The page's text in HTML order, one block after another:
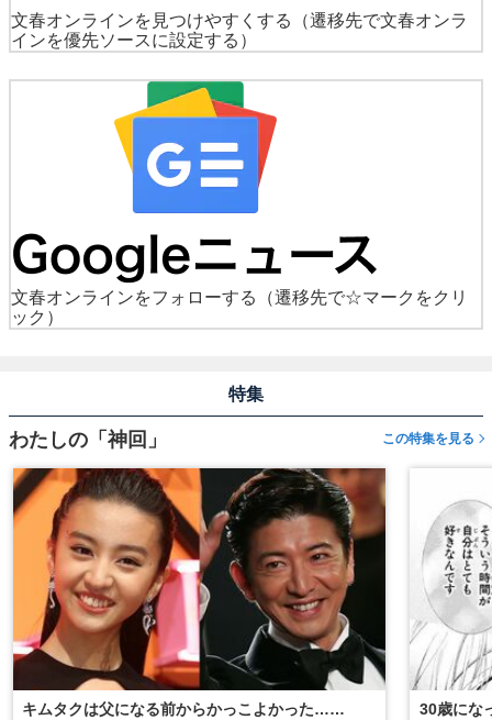
文春オンラインを見つけやすくする
（遷移先で文春オンラ
インを優先ソースに設定する）
文春オンラインをフォローする
（遷移先で☆マークをクリ
ック）
特集
わたしの「神回」 この特集を見る
キムタクは父になる前からかっこよかった…… 30歳にな